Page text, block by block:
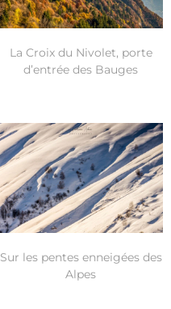
La Croix du Nivolet, porte
d’entrée des Bauges
Sur les pentes enneigées des
Alpes